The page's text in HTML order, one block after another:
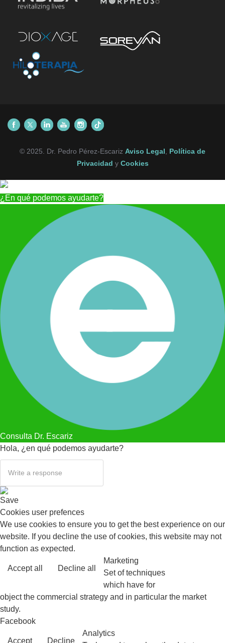
© 2025. Dr. Pedro Pérez-Escariz Aviso Legal
Política de
Privacidad y Cookies
¿En qué podemos ayudarte?
Consulta Dr. Escariz
Hola, ¿en qué podemos ayudarte?
Save
Cookies user prefences
We use cookies to ensure you to get the best experience on our
website. If you decline the use of cookies, this website may not
function as expected.
Accept all Decline all
Marketing
Set of techniques
which have for
object the commercial strategy and in particular the market
study.
Facebook
Accept Decline
Analytics